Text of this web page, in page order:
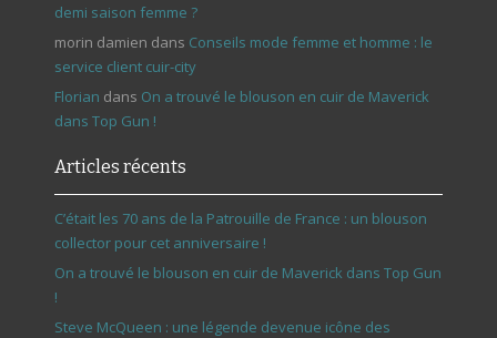
demi saison femme ?
morin damien dans Conseils mode femme et homme : le
service client cuir-city
Florian dans On a trouvé le blouson en cuir de Maverick
dans Top Gun !
Articles récents
C’était les 70 ans de la Patrouille de France : un blouson
collector pour cet anniversaire !
On a trouvé le blouson en cuir de Maverick dans Top Gun
!
Steve McQueen : une légende devenue icône des